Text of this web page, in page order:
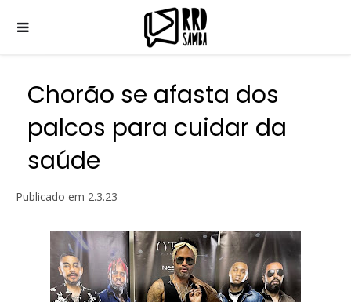
Chorão se afasta dos
palcos para cuidar da
saúde
Publicado em 2.3.23